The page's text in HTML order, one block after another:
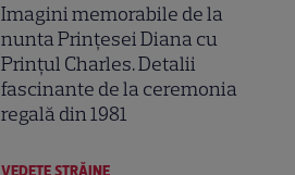
Imagini memorabile de la
nunta Prințesei Diana cu
Prințul Charles. Detalii
fascinante de la ceremonia
regală din 1981
VEDETE STRĂINE